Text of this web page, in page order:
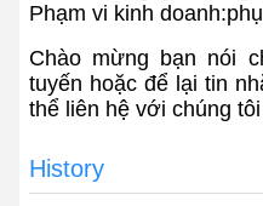
Phạm vi kinh
Chào mừng bạn nói
tuyến hoặc để lại tin
thể liên hệ với chúng
History